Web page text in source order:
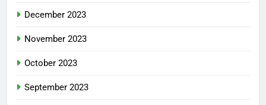
December 2023
November 2023
October 2023
September 2023